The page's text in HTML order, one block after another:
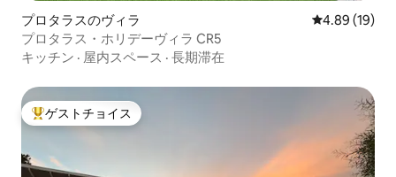
プロタラスのヴィラ レビュー19
4.89 (19)
プロタラス・ホリデーヴィラ CR5
キッチン · 屋内スペース · 長期滞在
大好評のゲストチョイスです。
ゲストチョイス